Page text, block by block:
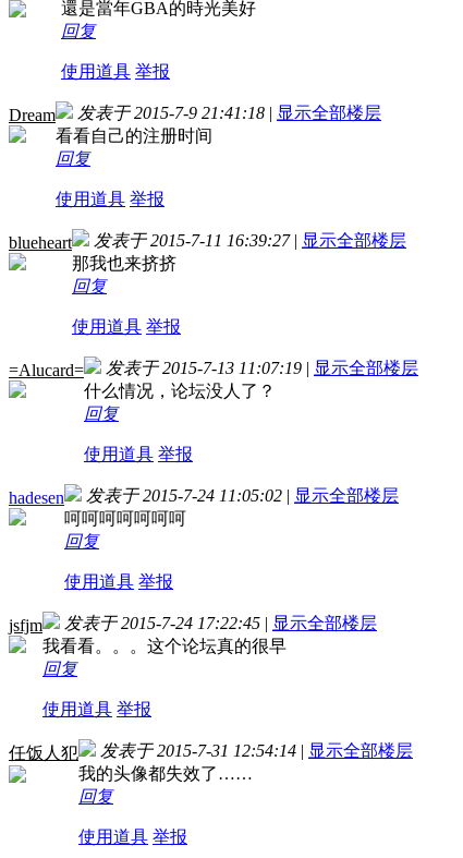
還是當年GBA的時光美好
回复
使用道具 举报
Dream 发表于 2015-7-9 21:41:18 | 显示全部楼层
看看自己的注册时间
回复
使用道具 举报
blueheart 发表于 2015-7-11 16:39:27 | 显示全部楼层
那我也来挤挤
回复
使用道具 举报
=Alucard= 发表于 2015-7-13 11:07:19 | 显示全部楼层
什么情况，论坛没人了？
回复
使用道具 举报
hadesen 发表于 2015-7-24 11:05:02 | 显示全部楼层
呵呵呵呵呵呵呵
回复
使用道具 举报
jsfjm 发表于 2015-7-24 17:22:45 | 显示全部楼层
我看看。。。这个论坛真的很早
回复
使用道具 举报
任饭人犯 发表于 2015-7-31 12:54:14 | 显示全部楼层
我的头像都失效了……
回复
使用道具 举报